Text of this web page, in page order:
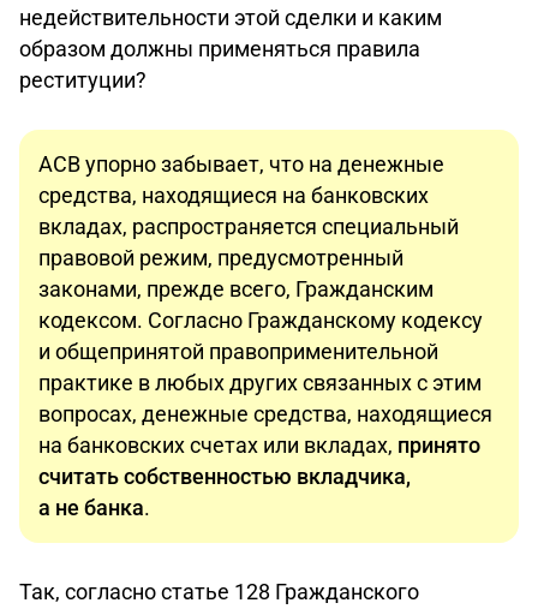
недействительности этой сделки и каким
образом должны применяться правила
реституции?
АСВ упорно забывает, что на денежные
средства, находящиеся на банковских
вкладах, распространяется специальный
правовой режим, предусмотренный
законами, прежде всего, Гражданским
кодексом. Согласно Гражданскому кодексу
и общепринятой правоприменительной
практике в любых других связанных с этим
вопросах, денежные средства, находящиеся
на банковских счетах или вкладах, принято
считать собственностью вкладчика,
а не банка.
Так, согласно статье 128 Гражданского